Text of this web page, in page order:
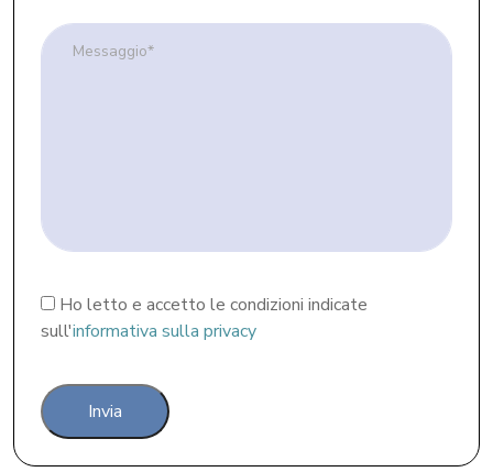
Ho letto e accetto le condizioni indicate
sull'informativa sulla privacy